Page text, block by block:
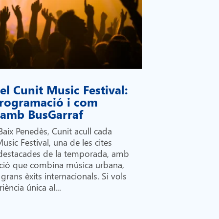
Cunit Music Festival:
i com
BusGarraf
Penedès, Cunit acull cada
Festival, una de les cites
de la temporada, amb
que combina música urbana,
èxits internacionals. Si vols
única al...